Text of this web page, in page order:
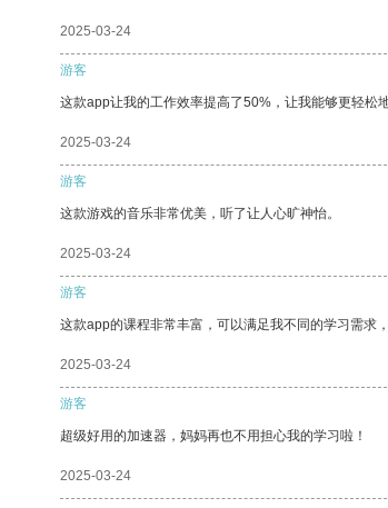
2025-03-24
游客
这款app让我的工作效率提高了50%，让我能够更轻松
2025-03-24
游客
这款游戏的音乐非常优美，听了让人心旷神怡。
2025-03-24
游客
这款app的课程非常丰富，可以满足我不同的学习需求
2025-03-24
游客
超级好用的加速器，妈妈再也不用担心我的学习啦！
2025-03-24